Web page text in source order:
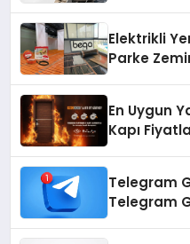
Elektrikli
Parke
En Uygun
Kapı
Telegram
Telegram